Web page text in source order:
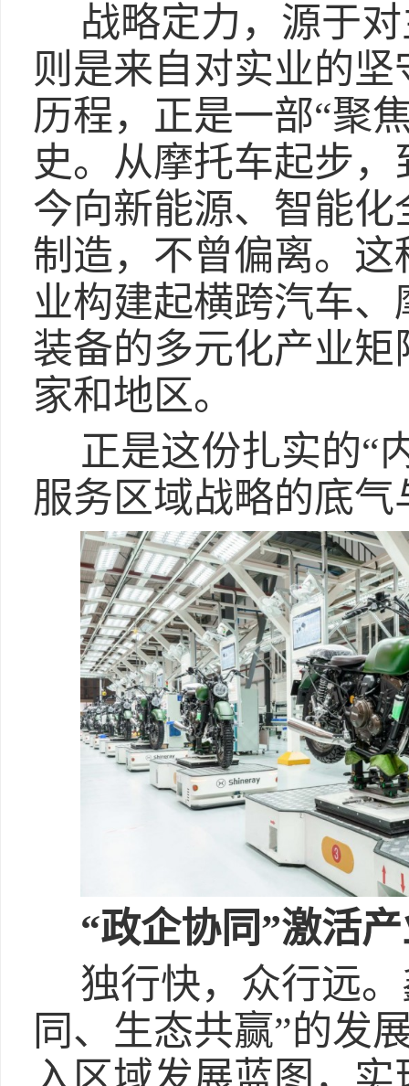
战略定力，源于
则是来自对实业的
历程，正是一部“聚
史。从摩托车起步
今向新能源、智能
制造，不曾偏离。
业构建起横跨汽车
装备的多元化产业
家和地区。
正是这份扎实的“
服务区域战略的底气
“政企协同”激活
独行快，众行远
同、生态共赢”的发